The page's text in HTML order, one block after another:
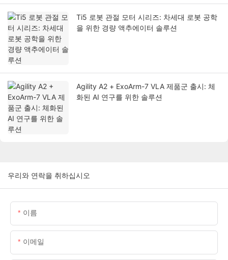
Ti5 로봇 관절 모터 시리즈: 차세대 로봇 공학
을 위한 경량 액추에이터 솔루션
Agility A2 + ExoArm-7 VLA 제품군 출시: 체
화된 AI 연구를 위한 솔루션
우리와 연락을 취하십시오
이름
이메일